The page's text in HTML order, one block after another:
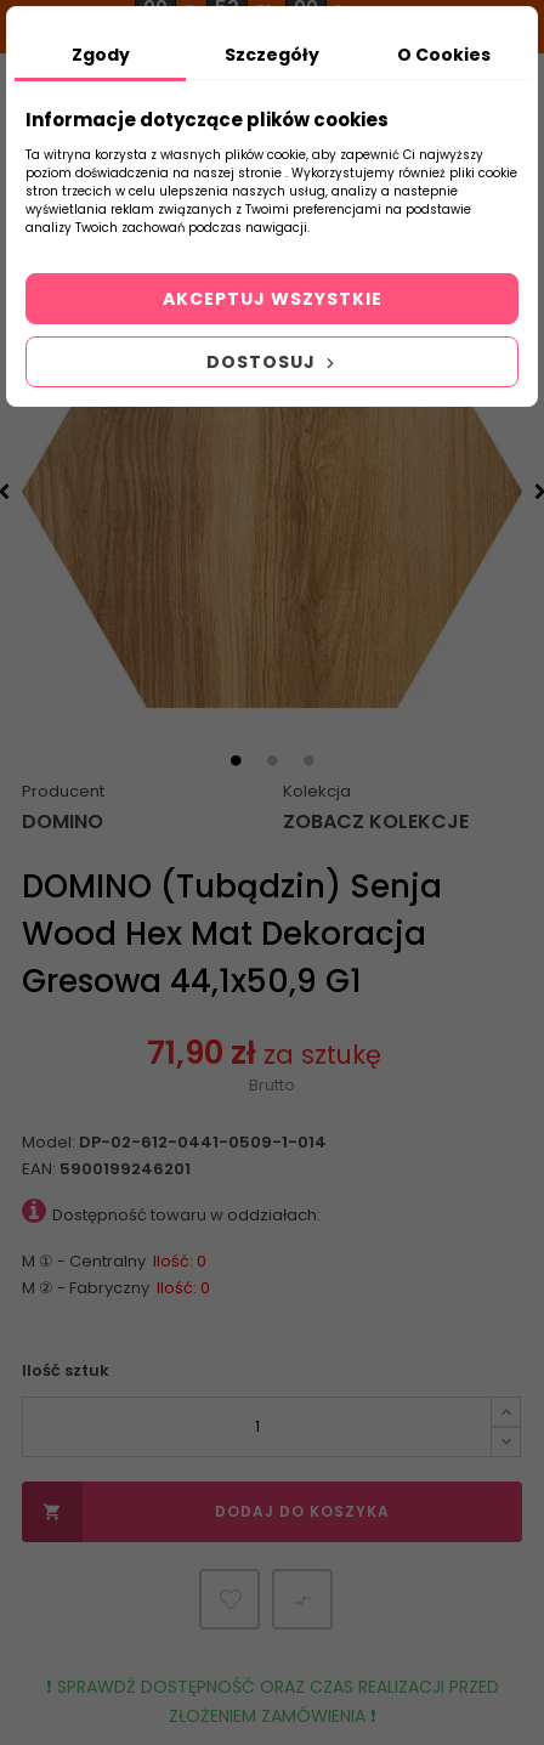
00 g 53 m 00 s
Szukaj
produktu
Strona Główna Salon / Taras DOMINO
Producent
DOMINO
Kolekcja
ZOBACZ KOLEKCJE
DOMINO (Tubądzin) Senja
Wood Hex Mat Dekoracja
Gresowa 44,1x50,9 G1
71,90 zł za sztukę
Brutto
Model: DP-02-612-0441-0509-1-014
EAN: 5900199246201
Dostępność towaru w oddziałach:
M ① - Centralny Ilość: 0
M ② - Fabryczny Ilość: 0
Ilość sztuk
 DODAJ DO KOSZYKA
❗️ SPRAWDŹ DOSTĘPNOŚĆ ORAZ CZAS REALIZACJI PRZED
ZŁOŻENIEM ZAMÓWIENIA ❗️
Zgody Szczegóły O Cookies
Informacje dotyczące plików cookies
Ta witryna korzysta z własnych plików cookie, aby zapewnić Ci najwyższy
poziom doświadczenia na naszej stronie . Wykorzystujemy również pliki cookie
stron trzecich w celu ulepszenia naszych usług, analizy a nastepnie
wyświetlania reklam związanych z Twoimi preferencjami na podstawie
analizy Twoich zachowań podczas nawigacji.
DOSTOSUJ
AKCEPTUJ WSZYSTKIE